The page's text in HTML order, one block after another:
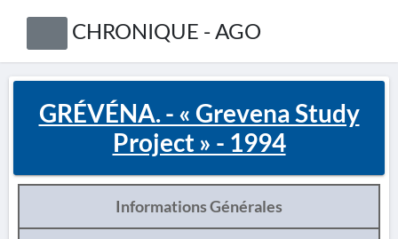
CHRONIQUE - AGO
GRÉVÉNA. - « Grevena Study
Project » - 1994
Informations Générales